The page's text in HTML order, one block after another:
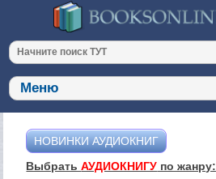
НОВИНКИ АУДИОКНИГ
ВыбратьАУДИОКНИГУ по жанру: